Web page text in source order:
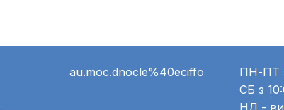
au.moc.dnocle%40eciffo
ПН-ПТ
СБ з
НД -